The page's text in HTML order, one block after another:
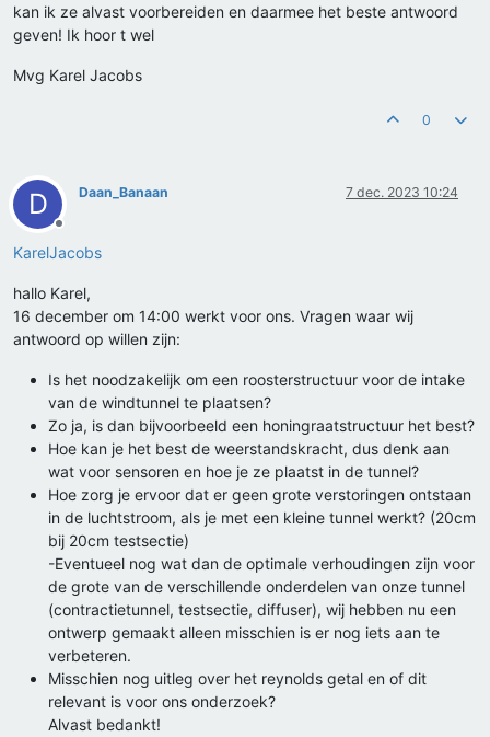
kan ik ze alvast voorbereiden en daarmee het beste antwoord
geven! Ik hoor t wel
Mvg Karel Jacobs
0
D
Offline
Daan_Banaan 7 dec. 2023 10:24
KarelJacobs
hallo Karel,
16 december om 14:00 werkt voor ons. Vragen waar wij
antwoord op willen zijn:
Is het noodzakelijk om een roosterstructuur voor de intake
van de windtunnel te plaatsen?
Zo ja, is dan bijvoorbeeld een honingraatstructuur het best?
Hoe kan je het best de weerstandskracht, dus denk aan
wat voor sensoren en hoe je ze plaatst in de tunnel?
Hoe zorg je ervoor dat er geen grote verstoringen ontstaan
in de luchtstroom, als je met een kleine tunnel werkt? (20cm
bij 20cm testsectie)
-Eventueel nog wat dan de optimale verhoudingen zijn voor
de grote van de verschillende onderdelen van onze tunnel
(contractietunnel, testsectie, diffuser), wij hebben nu een
ontwerp gemaakt alleen misschien is er nog iets aan te
verbeteren.
Misschien nog uitleg over het reynolds getal en of dit
relevant is voor ons onderzoek?
Alvast bedankt!